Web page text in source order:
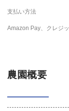
支払い方法
Amazon Pay、クレジ
農園概要